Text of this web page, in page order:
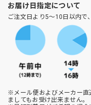
お届け日指定について
ご注文日より5～10日以内で
※メール便およびメーカー直
ましてもお受け出来ません。